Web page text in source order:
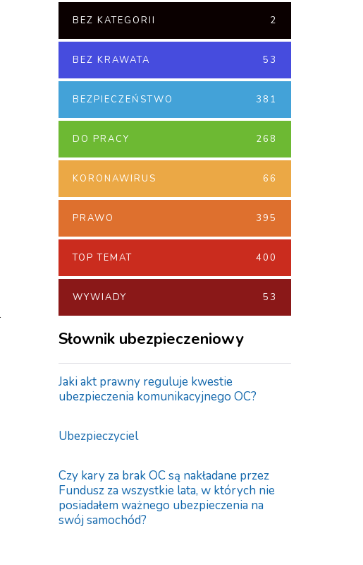
BEZ KATEGORII 2
BEZ KRAWATA 53
BEZPIECZEŃSTWO 381
DO PRACY 268
KORONAWIRUS 66
PRAWO 395
TOP TEMAT 400
WYWIADY 53
Słownik ubezpieczeniowy
Jaki akt prawny reguluje kwestie
ubezpieczenia komunikacyjnego OC?
Ubezpieczyciel
Czy kary za brak OC są nakładane przez
Fundusz za wszystkie lata, w których nie
posiadałem ważnego ubezpieczenia na
swój samochód?